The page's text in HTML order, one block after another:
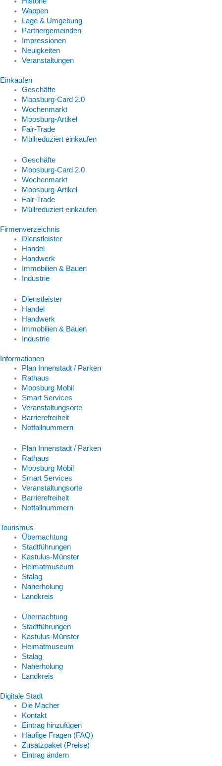
Wappen
Lage & Umgebung
Partnergemeinden
Impressionen
Neuigkeiten
Veranstaltungen
Einkaufen
Geschäfte
Moosburg-Card 2.0
Wochenmarkt
Moosburg-Artikel
Fair-Trade
Müllreduziert einkaufen
Geschäfte
Moosburg-Card 2.0
Wochenmarkt
Moosburg-Artikel
Fair-Trade
Müllreduziert einkaufen
Firmenverzeichnis
Dienstleister
Handel
Handwerk
Immobilien & Bauen
Industrie
Dienstleister
Handel
Handwerk
Immobilien & Bauen
Industrie
Informationen
Plan Innenstadt / Parken
Rathaus
Moosburg Mobil
Smart Services
Veranstaltungsorte
Barrierefreiheit
Notfallnummern
Plan Innenstadt / Parken
Rathaus
Moosburg Mobil
Smart Services
Veranstaltungsorte
Barrierefreiheit
Notfallnummern
Tourismus
Übernachtung
Stadtführungen
Kastulus-Münster
Heimatmuseum
Stalag
Naherholung
Landkreis
Übernachtung
Stadtführungen
Kastulus-Münster
Heimatmuseum
Stalag
Naherholung
Landkreis
Digitale Stadt
Die Macher
Kontakt
Eintrag hinzufügen
Häufige Fragen (FAQ)
Zusatzpaket (Preise)
Eintrag ändern